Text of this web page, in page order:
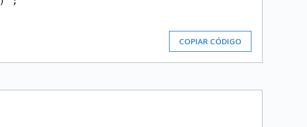
COPIAR CÓDIGO